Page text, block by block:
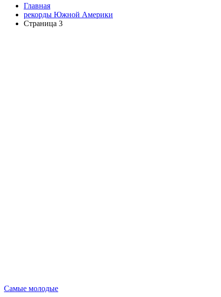
Главная
рекорды Южной Америки
Страница 3
Опубликовано
Самые молодые